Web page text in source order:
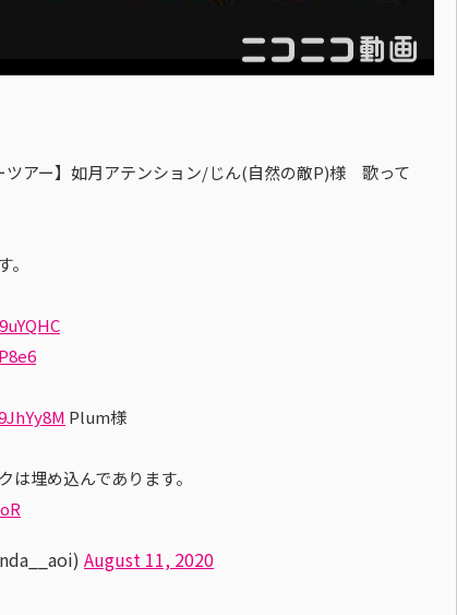
ツアー】如月アテンション/じん(自然の敵P)様 歌って
Plum様
埋め込んであります。
August 11, 2020